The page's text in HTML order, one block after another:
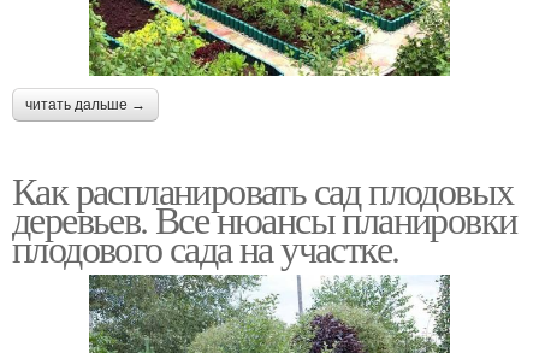
читать дальше →
Как распланировать сад плодовых
деревьев. Все нюансы планировки
плодового сада на участке.